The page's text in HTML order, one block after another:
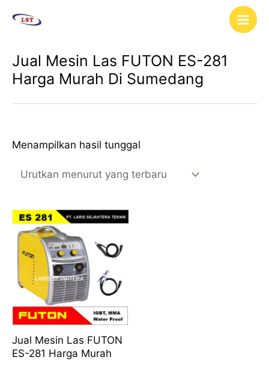
Main
Jual Mesin Las FUTON ES-281
Harga Murah Di Sumedang
Menampilkan hasil tunggal
Jual Mesin Las FUTON
ES-281 Harga Murah